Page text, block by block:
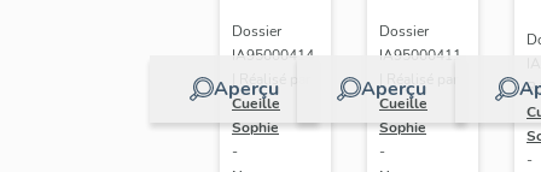
Aperçu
Dossier
IA95000414
Cueille
Sophie
-
Aperçu
Dossier
IA95000411
Cueille
Sophie
-
-